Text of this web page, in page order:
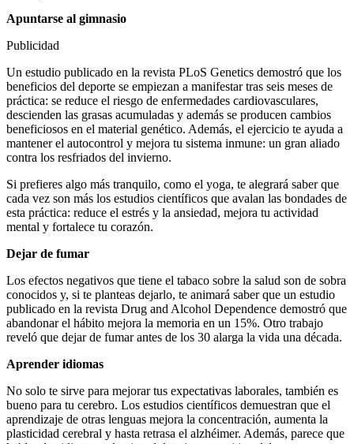
Apuntarse al gimnasio
Publicidad
Un estudio publicado en la revista PLoS Genetics demostró que los
beneficios del deporte se empiezan a manifestar tras seis meses de
práctica: se reduce el riesgo de enfermedades cardiovasculares,
descienden las grasas acumuladas y además se producen cambios
beneficiosos en el material genético. Además, el ejercicio te ayuda a
mantener el autocontrol y mejora tu sistema inmune: un gran aliado
contra los resfriados del invierno.
Si prefieres algo más tranquilo, como el yoga, te alegrará saber que
cada vez son más los estudios científicos que avalan las bondades de
esta práctica: reduce el estrés y la ansiedad, mejora tu actividad
mental y fortalece tu corazón.
Dejar de fumar
Los efectos negativos que tiene el tabaco sobre la salud son de sobra
conocidos y, si te planteas dejarlo, te animará saber que un estudio
publicado en la revista Drug and Alcohol Dependence demostró que
abandonar el hábito mejora la memoria en un 15%. Otro trabajo
reveló que dejar de fumar antes de los 30 alarga la vida una década.
Aprender idiomas
No solo te sirve para mejorar tus expectativas laborales, también es
bueno para tu cerebro. Los estudios científicos demuestran que el
aprendizaje de otras lenguas mejora la concentración, aumenta la
plasticidad cerebral y hasta retrasa el alzhéimer. Además, parece que